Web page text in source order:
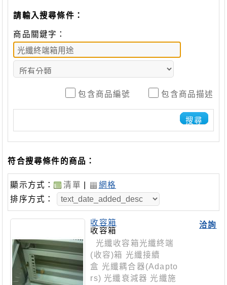
請輸入搜尋條件：
商品關鍵字：
包含商品編號 包含商品描述
搜尋
符合搜尋條件的商品：
顯示方式： 清單
網格
排序方式：
洽詢
收容箱
收容箱
光纖收容箱光纖終端
(收容)箱 光纖接續
盒 光纖耦合器(Adapto
rs) 光纖衰減器 光纖施